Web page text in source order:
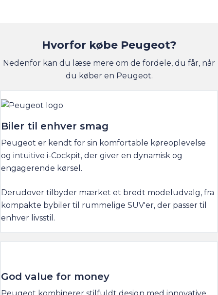
Hvorfor købe Peugeot?
Nedenfor kan du læse mere om de fordele, du får, når
du køber en Peugeot.
Biler til enhver smag
Peugeot er kendt for sin komfortable køreoplevelse
og intuitive i-Cockpit, der giver en dynamisk og
engagerende kørsel.
Derudover tilbyder mærket et bredt modeludvalg, fra
kompakte bybiler til rummelige SUV'er, der passer til
enhver livsstil.
God value for money